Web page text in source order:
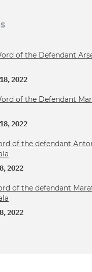
of the Defendant
2022
of the Defendant
2022
of the defendant
2022
of the defendant
2022